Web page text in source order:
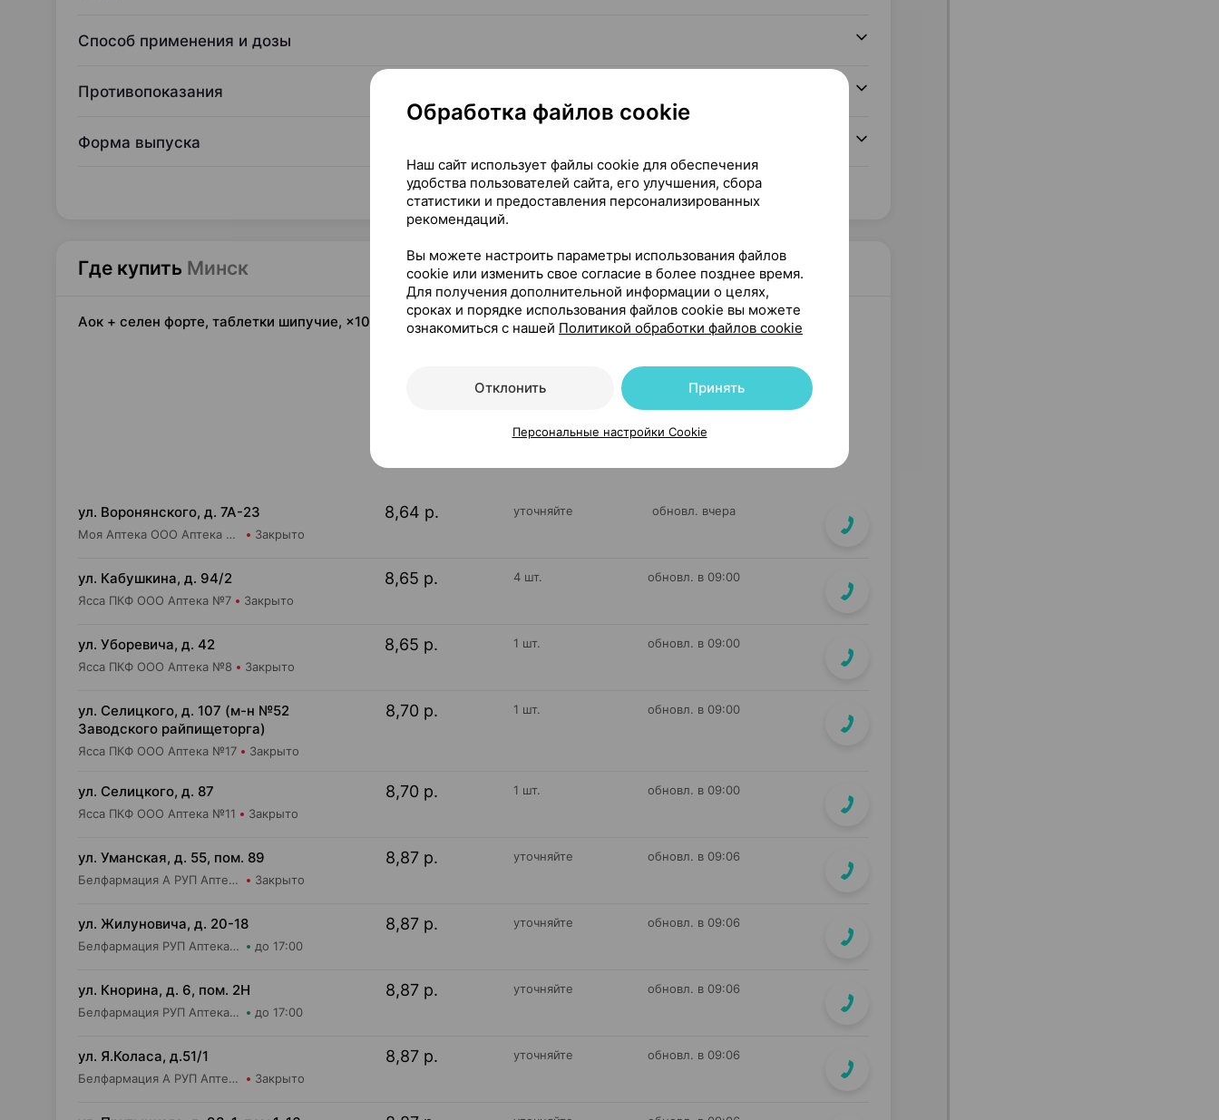
Способ применения и дозы
Противопоказания
Форма выпуска
Читать полностью
Где купить Минск
Аок + селен форте, таблетки шипучие, ×10, Малкут Беларусь
ул. Воронянского, д. 7А-23
Моя Аптека ООО Аптека №89 Закрыто
8,64 р. уточняйте обновл. вчера
ул. Кабушкина, д. 94/2
Ясса ПКФ ООО Аптека №7 Закрыто
8,65 р. 4 шт. обновл. в 09:00
ул. Уборевича, д. 42
Ясса ПКФ ООО Аптека №8 Закрыто
8,65 р. 1 шт. обновл. в 09:00
ул. Селицкого, д. 107 (м-н №52
Заводского райпищеторга)
Ясса ПКФ ООО Аптека №17 Закрыто
8,70 р. 1 шт. обновл. в 09:00
ул. Селицкого, д. 87
Ясса ПКФ ООО Аптека №11 Закрыто
8,70 р. 1 шт. обновл. в 09:00
ул. Уманская, д. 55, пом. 89
Белфармация А РУП Аптека №39 Закрыто
8,87 р. уточняйте обновл. в 09:06
ул. Жилуновича, д. 20-18
Белфармация РУП Аптека №21 до 17:00
8,87 р. уточняйте обновл. в 09:06
ул. Кнорина, д. 6, пом. 2Н
Белфармация РУП Аптека №37 до 17:00
8,87 р. уточняйте обновл. в 09:06
ул. Я.Коласа, д.51/1
Белфармация А РУП Аптека №65 Закрыто
8,87 р. уточняйте обновл. в 09:06
Обработка файлов cookie
Наш сайт использует файлы cookie для обеспечения
удобства пользователей сайта, его улучшения, сбора
статистики и предоставления персонализированных
рекомендаций.
Вы можете настроить параметры использования файлов
cookie или изменить свое согласие в более позднее время.
Для получения дополнительной информации о целях,
сроках и порядке использования файлов cookie вы можете
ознакомиться с нашей Политикой обработки файлов cookie
Отклонить Принять
Персональные настройки Cookie